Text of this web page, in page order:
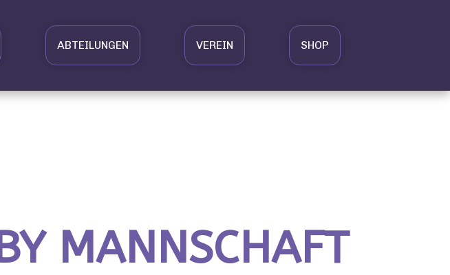
ABTEILUNGEN VEREIN SHOP
MANNSCHAFT